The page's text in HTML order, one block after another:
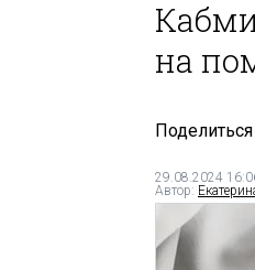
на
Поделиться
29.08.2024
Автор: